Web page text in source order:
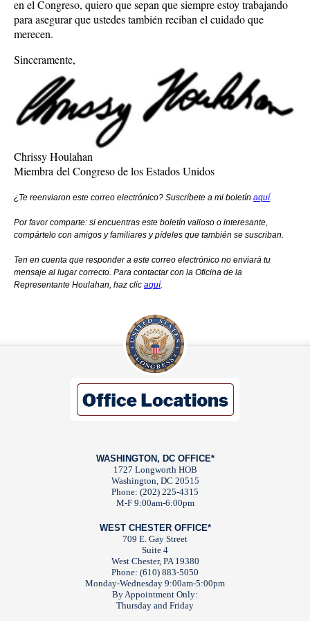
en el Congreso, quiero que sepan que siempre estoy trabajando
para asegurar que ustedes también reciban el cuidado que
merecen.
Sinceramente,
Chrissy Houlahan
Miembra del Congreso de los Estados Unidos
¿Te reenviaron este correo electrónico? Suscríbete a mi boletín aquí.
Por favor comparte: si encuentras este boletín valioso o interesante,
compártelo con amigos y familiares y pídeles que también se suscriban.
Ten en cuenta que responder a este correo electrónico no enviará tu
mensaje al lugar correcto. Para contactar con la Oficina de la
Representante Houlahan, haz clic aquí.
WASHINGTON, DC OFFICE*
1727 Longworth HOB
Washington, DC 20515
Phone: (202) 225-4315
M-F 9:00am-6:00pm
WEST CHESTER OFFICE*
709 E. Gay Street
Suite 4
West Chester, PA 19380
Phone: (610) 883-5050
Monday-Wednesday 9:00am-5:00pm
By Appointment Only:
Thursday and Friday